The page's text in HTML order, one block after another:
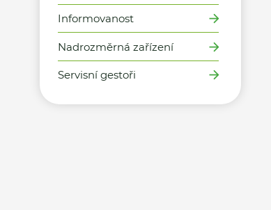
Informovanost
Nadrozměrná zařízení
Servisní gestoři